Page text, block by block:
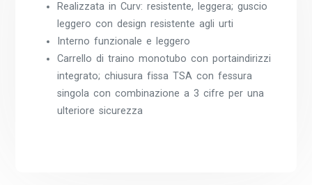
Realizzata in Curv: resistente, leggera; guscio
leggero con design resistente agli urti
Interno funzionale e leggero
Carrello di traino monotubo con portaindirizzi
integrato; chiusura fissa TSA con fessura
singola con combinazione a 3 cifre per una
ulteriore sicurezza